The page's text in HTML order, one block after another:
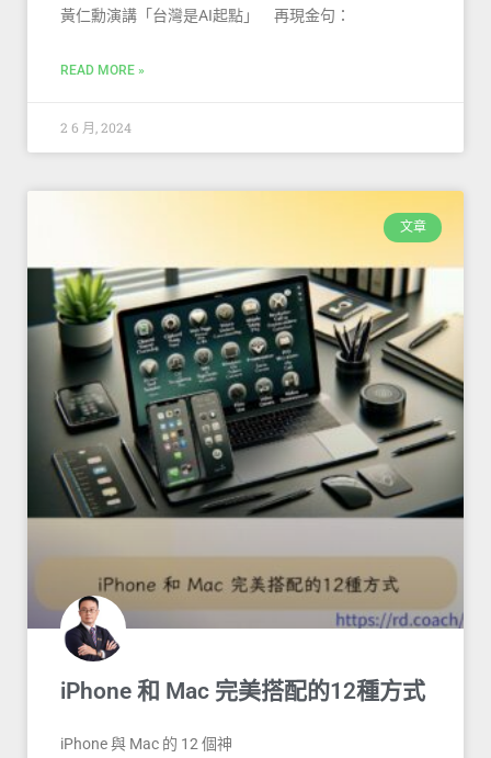
黃仁勳演講「台灣是AI起點」 再現金句：
READ MORE »
2 6 月, 2024
文章
iPhone 和 Mac 完美搭配的12種方式
iPhone 與 Mac 的 12 個神